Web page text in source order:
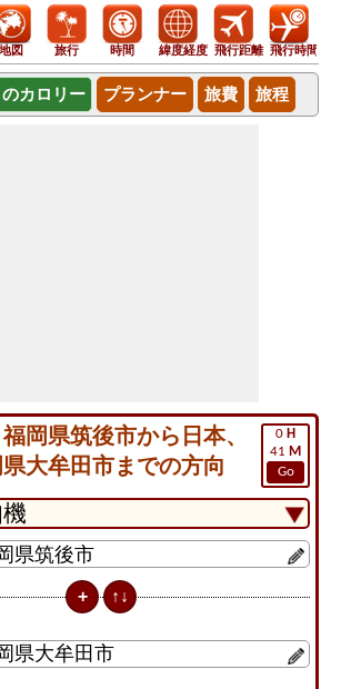
地図 旅行 時間 緯度経度 飛行距離 飛行時間
のカロリー プランナー 旅費 旅程
0 H
41 M
Go
岡県筑後市から日本、
大牟田市までの方向